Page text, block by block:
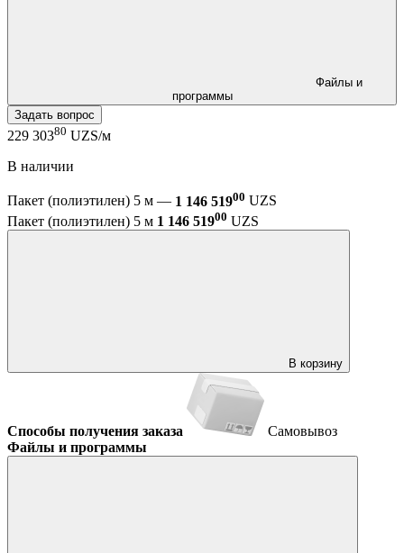
программы
Задать вопрос
229 30380 UZS/м
В наличии
Пакет (полиэтилен) 5 м — 1 146 51900 UZS
Пакет (полиэтилен) 5 м 1 146 51900 UZS
В корзину
Способы получения заказа
Самовывоз
Файлы и программы